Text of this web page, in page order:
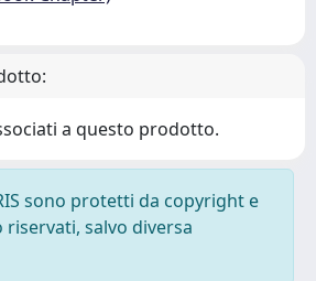
a questo prodotto.
sono protetti da copyright e
salvo diversa